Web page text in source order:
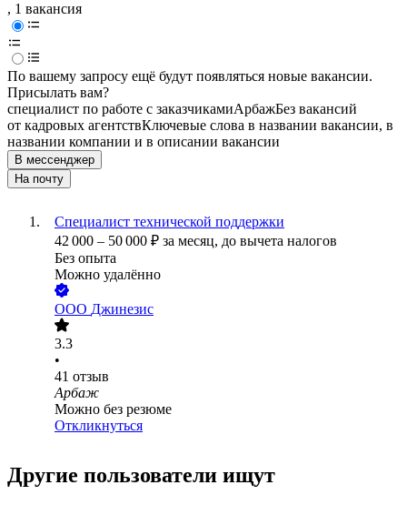
, 1 вакансия
По вашему запросу ещё будут появляться новые вакансии.
Присылать вам?
специалист по работе с заказчикамиАрбажБез вакансий
от кадровых агентствКлючевые слова в названии вакансии, в
названии компании и в описании вакансии
В мессенджер
На почту
Специалист технической поддержки
42 000 – 50 000 ₽ за месяц, до вычета налогов
Без опыта
Можно удалённо
ООО Джинезис
3.3
•
41 отзыв
Арбаж
Можно без резюме
Откликнуться
Другие пользователи ищут